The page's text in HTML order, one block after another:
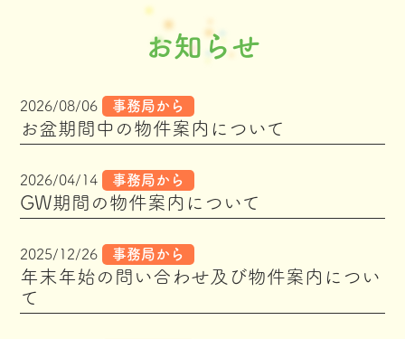
お知らせ
2026/08/06 事務局から
お盆期間中の物件案内について
2026/04/14 事務局から
GW期間の物件案内について
2025/12/26 事務局から
年末年始の問い合わせ及び物件案内につい
て